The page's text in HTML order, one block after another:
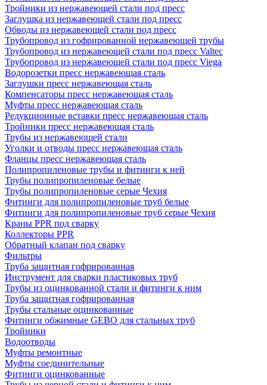
Тройники из нержавеющей стали под пресс
Заглушка из нержавеющей стали под пресс
Обводы из нержавеющей стали под пресс
Трубопровод из гофрированной нержавеющей трубы
Трубопровод из нержавеющей стали под пресс Valtec
Трубопровод из нержавеющей стали под пресс Viega
Водорозетки пресс нержавеющая сталь
Заглушки пресс нержавеющая сталь
Компенсаторы пресс нержавеющая сталь
Муфты пресс нержавеющая сталь
Редукционные вставки пресс нержавеющая сталь
Тройники пресс нержавеющая сталь
Трубы из нержавеющей стали
Уголки и отводы пресс нержавеющая сталь
Фланцы пресс нержавеющая сталь
Полипропиленовые трубы и фитинги к ней
Трубы полипропиленовые белые
Трубы полипропиленовые серые Чехия
Фитинги для полипропиленовые труб белые
Фитинги для полипропиленовые труб серые Чехия
Краны PPR под сварку
Коллекторы PPR
Обратный клапан под сварку
Фильтры
Труба защитная гофрированная
Инструмент для сварки пластиковых труб
Трубы из оцинкованной стали и фитинги к ним
Труба защитная гофрированная
Трубы стальные оцинкованные
Фитинги обжимные GEBO для стальных труб
Тройники
Водоотводы
Муфты ремонтные
Муфты соединительные
Фитинги оцинкованные